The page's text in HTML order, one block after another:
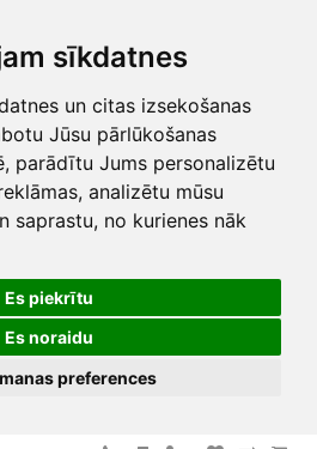
sīkdatnes
un citas izsekošanas
Jūsu pārlūkošanas
parādītu Jums personalizētu
analizētu mūsu
saprastu, no kurienes nāk
Es piekrītu
Es noraidu
preferences